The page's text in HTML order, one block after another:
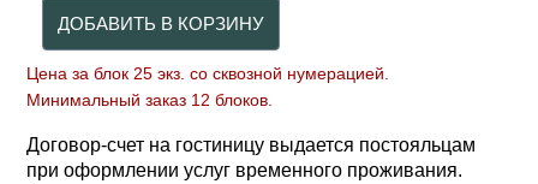
Цена за блок 25 экз. со сквозной нумерацией.
Минимальный заказ 12 блоков.
Договор-счет на гостиницу выдается постояльцам
при оформлении услуг временного проживания.